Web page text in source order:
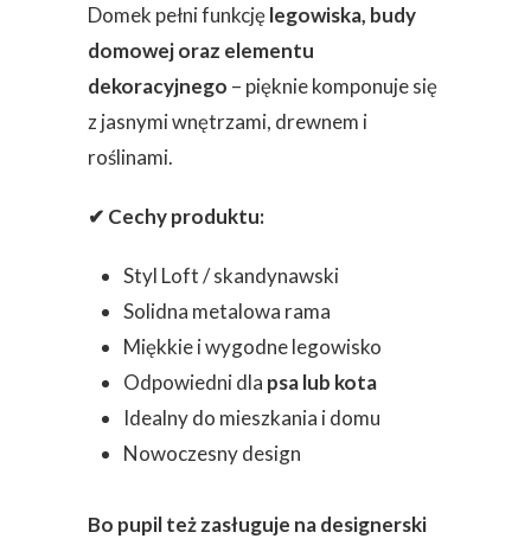
Domek pełni funkcjęlegowiska, budy
domowej oraz elementu
dekoracyjnego – pięknie komponuje się
z jasnymi wnętrzami, drewnem i
roślinami.
✔ Cechy produktu:
Styl Loft / skandynawski
Solidna metalowa rama
Miękkie i wygodne legowisko
Odpowiedni dla psa lub kota
Idealny do mieszkania i domu
Nowoczesny design
Bo pupil też zasługuje na designerski